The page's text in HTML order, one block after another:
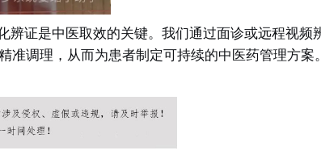
辨证是中医取效的关键。我们通过面诊或远程视频
准调理，从而为患者制定可持续的中医药管理方案